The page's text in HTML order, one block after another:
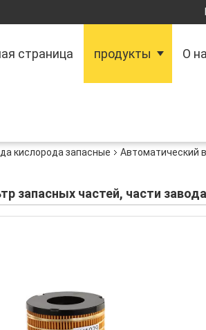
страница продукты О
кислорода запасные
Автоматический
запасных частей, части